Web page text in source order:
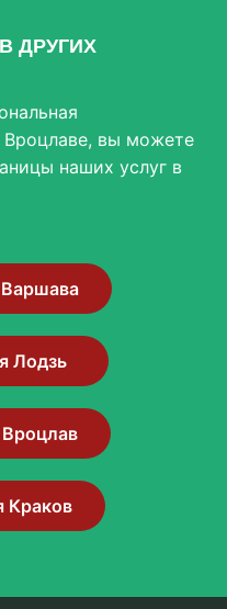
ДРУГИХ
Вроцлаве, вы можете
наших услуг в
Лодзь
Краков